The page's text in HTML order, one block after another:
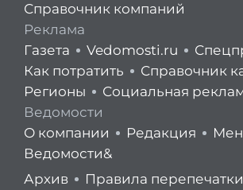
Справочник компаний
Реклама
Газета
Vedomosti.ru
Как потратить
Справочник
Регионы
Социальная
Ведомости
О компании
Редакция
Ведомости&
Архив
Правила перепечатки